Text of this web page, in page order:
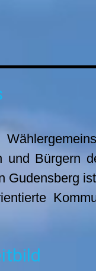
und Bürgern
Gudensberg